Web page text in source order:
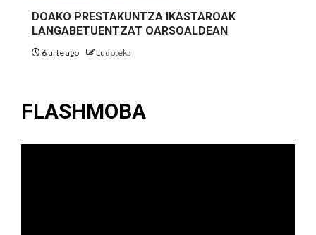
DOAKO PRESTAKUNTZA IKASTAROAK
LANGABETUENTZAT OARSOALDEAN
6 urte ago Ludoteka
FLASHMOBA